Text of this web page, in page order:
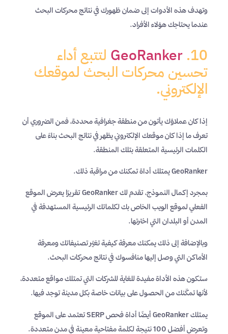
وتهدف هذه الأدوات إلى ضمان ظهورك في نتائج محركات البحث
عندما يحتاجك هؤلاء الأفراد.
GeoRanker .10 لتتبع أداء
تحسين محركات البحث لموقعك
الإلكتروني.
إذا كان عملاؤك يأتون من منطقة جغرافية محددة، فمن الضروري أن
تعرف ما إذا كان موقعك الإلكتروني يظهر في نتائج البحث بناءً على
الكلمات الرئيسية المتعلقة بتلك المنطقة.
GeoRanker يمتلك أداة تمكنك من مراقبة ذلك.
بمجرد إكمال النموذج، تقدم لك GeoRanker تقريرًا يعرض الموقع
الفعلي لموقع الويب الخاص بك لكلماتك الرئيسية المستهدفة في
المدن أو البلدان التي اخترتها.
وبالإضافة إلى ذلك يمكنك معرفة كيفية تغيّر تصنيفاتك ومعرفة
الأماكن التي وصل إليها منافسوك في نتائج محركات البحث.
ستكون هذه الأداة مفيدة للغاية للشركات التي تمتلك مواقع متعددة،
لأنها تمكّنك من الحصول على بيانات خاصة بكل مدينة توجد فيها.
يمتلك GeoRanker أيضًا أداة فحص SERP تعتمد على الموقع
وتعرض أفضل 100 نتيجة لكلمة مفتاحية معينة في مدن متعددة.